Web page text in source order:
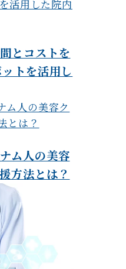
とコストを
トを活用し
ム人の美容
方法とは？